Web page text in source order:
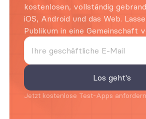
kostenlosen, vollständig
iOS, Android und das Web.
Publikum in eine Gemeinschaft
Jetzt kostenlose Test-Apps